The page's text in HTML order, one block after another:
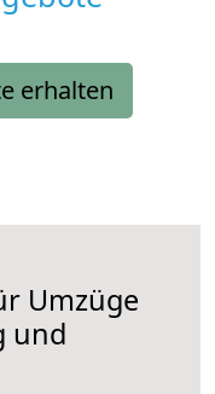
erhalten
Umzüge
und